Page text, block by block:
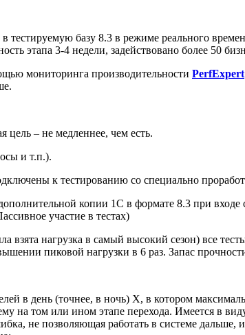
тестируемую базу 8.3 в режиме реального
этапа 3-4 недели, задействовано более 50
мониторинга производительности PerfExpert
– не медленнее, чем есть.
и т.п.).
к тестированию со специально
копии 1С в формате 8.3 при входе
участие в тестах)
нагрузка в самый высокий сезон) все
пиковой нагрузки в 6 раз. Запас
в день (точнее, в ночь) Х, в котором
на том или ином этапе перехода. Имеется в
не позволяющая работать в системе дальше,